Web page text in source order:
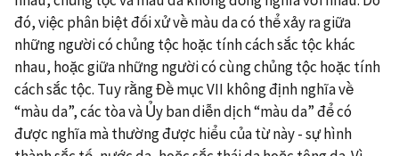
đó, việc phân biệt đối xử về màu da có thể xảy ra giữa
những người có chủng tộc hoặc tính cách sắc tộc khác
nhau, hoặc giữa những người có cùng chủng tộc hoặc tính
cách sắc tộc. Tuy rằng Đề mục VII không định nghĩa về
“màu da”, các tòa và Ủy ban diễn dịch “màu da” để có
được nghĩa mà thường được hiểu của từ này - sự hình